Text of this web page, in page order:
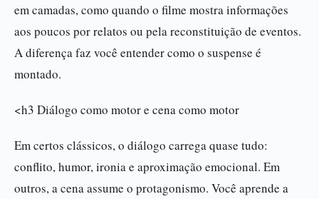
em camadas, como quando o filme mostra informações
aos poucos por relatos ou pela reconstituição de eventos.
A diferença faz você entender como o suspense é
montado.
<h3 Diálogo como motor e cena como motor
Em certos clássicos, o diálogo carrega quase tudo:
conflito, humor, ironia e aproximação emocional. Em
outros, a cena assume o protagonismo. Você aprende a